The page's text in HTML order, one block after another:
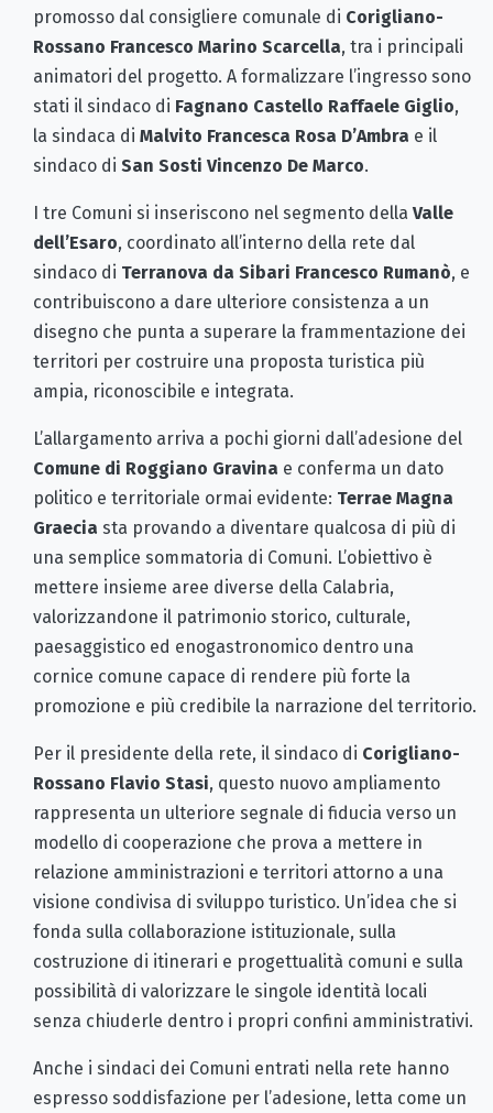
promosso dal consigliere comunale di Corigliano-
Rossano Francesco Marino Scarcella, tra i principali
animatori del progetto. A formalizzare l’ingresso sono
stati il sindaco di Fagnano Castello Raffaele Giglio,
la sindaca di Malvito Francesca Rosa D’Ambra e il
sindaco di San Sosti Vincenzo De Marco.
I tre Comuni si inseriscono nel segmento della Valle
dell’Esaro, coordinato all’interno della rete dal
sindaco di Terranova da Sibari Francesco Rumanò, e
contribuiscono a dare ulteriore consistenza a un
disegno che punta a superare la frammentazione dei
territori per costruire una proposta turistica più
ampia, riconoscibile e integrata.
L’allargamento arriva a pochi giorni dall’adesione del
Comune di Roggiano Gravina e conferma un dato
politico e territoriale ormai evidente: Terrae Magna
Graecia sta provando a diventare qualcosa di più di
una semplice sommatoria di Comuni. L’obiettivo è
mettere insieme aree diverse della Calabria,
valorizzandone il patrimonio storico, culturale,
paesaggistico ed enogastronomico dentro una
cornice comune capace di rendere più forte la
promozione e più credibile la narrazione del territorio.
Per il presidente della rete, il sindaco di Corigliano-
Rossano Flavio Stasi, questo nuovo ampliamento
rappresenta un ulteriore segnale di fiducia verso un
modello di cooperazione che prova a mettere in
relazione amministrazioni e territori attorno a una
visione condivisa di sviluppo turistico. Un’idea che si
fonda sulla collaborazione istituzionale, sulla
costruzione di itinerari e progettualità comuni e sulla
possibilità di valorizzare le singole identità locali
senza chiuderle dentro i propri confini amministrativi.
Anche i sindaci dei Comuni entrati nella rete hanno
espresso soddisfazione per l’adesione, letta come un